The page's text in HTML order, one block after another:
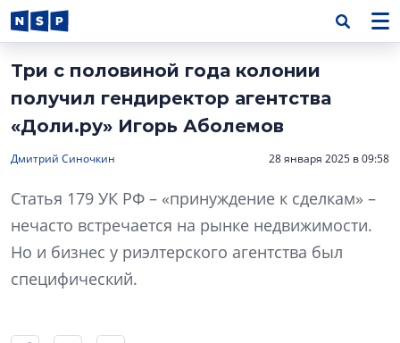
Три с половиной года колонии
получил гендиректор агентства
«Доли.ру» Игорь Аболемов
Дмитрий Синочкин 28 января 2025 в 09:58
Статья 179 УК РФ – «принуждение к сделкам» –
нечасто встречается на рынке недвижимости.
Но и бизнес у риэлтерского агентства был
специфический.